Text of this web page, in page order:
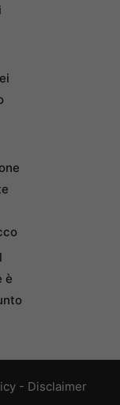
è
- Disclaimer